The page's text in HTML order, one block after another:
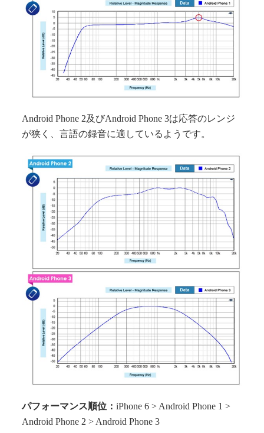
Android Phone 2及びAndroid Phone 3は応答のレンジ
が狭く、言語の録音に適しているようです。
パフォーマンス順位：iPhone 6 > Android Phone 1 >
Android Phone 2 > Android Phone 3